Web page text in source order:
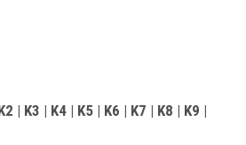
| K3 | K4 | K5 | K6 | K7 | K8 | K9 |